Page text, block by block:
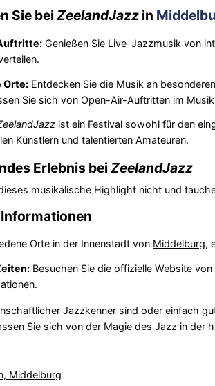
Sie bei ZeelandJazzin
Genießen Sie Live-Jazzmusik von
Orte:Entdecken Sie die Musik an
Sie sich von Open-Air-Auftritten im
ist ein Festival sowohl für den
Künstlern und talentierten Amateuren.
Erlebnis bei ZeelandJazz
musikalische Highlight nicht und
Orte in der Innenstadt von Middelburg,
Besuchen Sie die offizielle Website
Jazzkenner sind oder einfach
Sie sich von der Magie des Jazz in der
Middelburg